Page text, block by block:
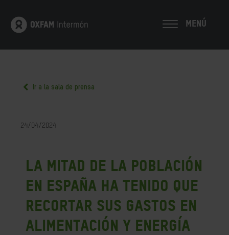
MENÚ
Ir a la sala de prensa
24/04/2024
La mitad de la población
en España ha tenido que
recortar sus gastos en
alimentación y energía